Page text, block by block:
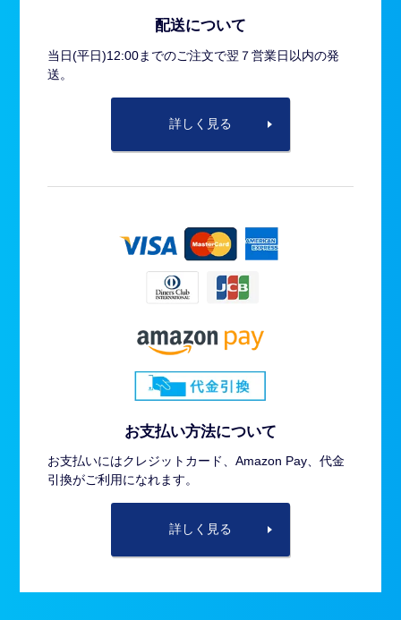
配送について
当日(平日)12:00までのご注文で翌７営業日以内の発
送。
詳しく見る
お支払い方法について
お支払いにはクレジットカード、Amazon Pay、代金
引換がご利用になれます。
詳しく見る